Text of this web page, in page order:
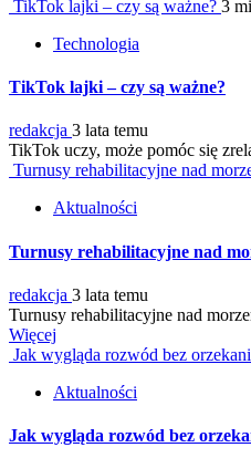
TikTok lajki – czy są ważne? 3
Technologia
TikTok lajki – czy są ważne?
redakcja 3 lata temu
TikTok uczy, może pomóc się
Turnusy rehabilitacyjne nad
Aktualności
Turnusy rehabilitacyjne nad
redakcja 3 lata temu
Turnusy rehabilitacyjne nad
Więcej
Jak wygląda rozwód bez
Aktualności
Jak wygląda rozwód bez